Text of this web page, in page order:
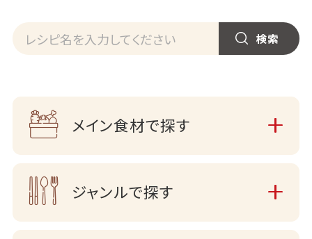
メイン食材で探す
ジャンルで探す